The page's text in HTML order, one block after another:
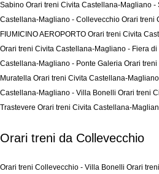
Sabino Orari treni Civita Castellana-Magliano -
Castellana-Magliano - Collevecchio Orari treni
FIUMICINO AEROPORTO Orari treni Civita
Orari treni Civita Castellana-Magliano - Fiera di
Castellana-Magliano - Ponte Galeria Orari
Muratella Orari treni Civita Castellana-
Castellana-Magliano - Villa Bonelli Orari treni
Trastevere Orari treni Civita Castellana-
Orari treni da Collevecchio
Orari treni Collevecchio - Villa Bonelli Orari